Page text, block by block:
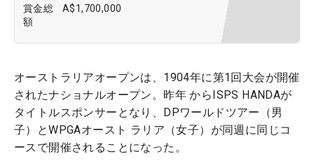
賞金総
額
A$1,700,000
オーストラリアオープンは、1904年に第1回大会が開催
されたナショナルオープン。昨年 からISPS HANDAが
タイトルスポンサーとなり、DPワールドツアー（男
子）とWPGAオースト ラリア（女子）が同週に同じコ
ースで開催されることになった。